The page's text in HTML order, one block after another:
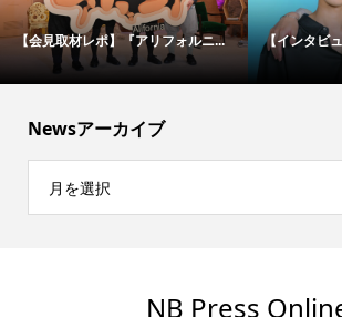
松村北斗＆今田美桜が“禁断のバデ... 伝説の刑事
Newsアーカイブ
月を選択
NB Press